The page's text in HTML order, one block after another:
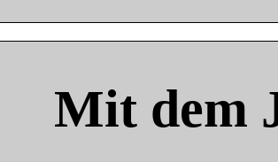
Mit dem